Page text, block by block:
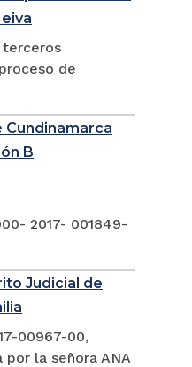
de
B
2017- 001849-
Judicial de
00967-00,
la señora ANA